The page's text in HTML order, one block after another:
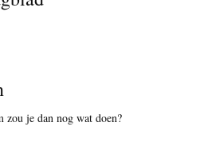
zou je dan nog wat doen?